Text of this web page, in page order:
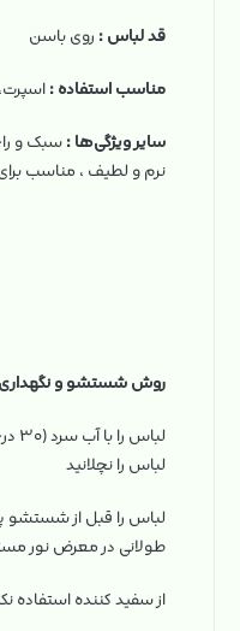
قد لباس : روی باسن
مناسب استفاده :
سایر ویژگی‌ها :سبک و
نرم و لطیف ، مناسب
روش شستشو و نگهداری
لباس را نچلانید
لباس را قبل از شستشو
طولانی در معرض نور
از سفید کننده استفاده